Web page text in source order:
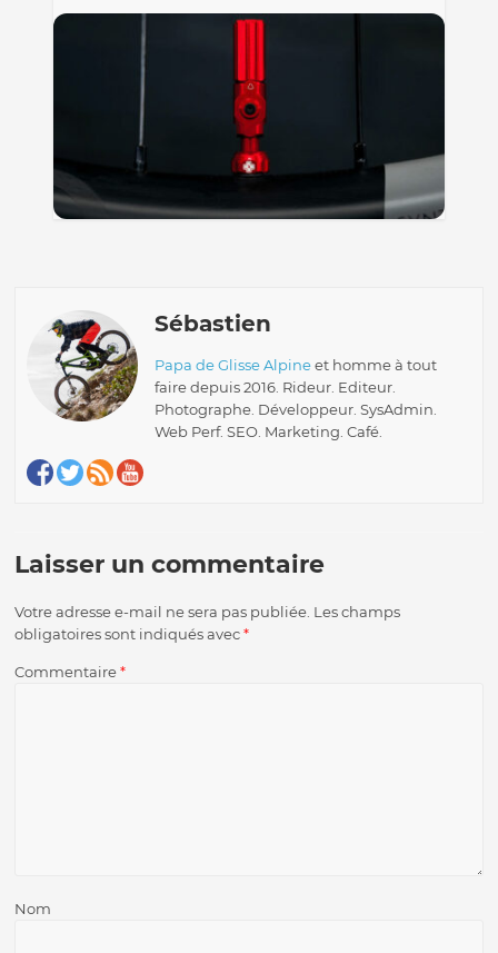
Sébastien
Papa de Glisse Alpineet homme à tout
faire depuis 2016. Rideur. Editeur.
Photographe. Développeur. SysAdmin.
Web Perf. SEO. Marketing. Café.
Laisser un commentaire
Votre adresse e-mail ne sera pas publiée. Les champs
obligatoires sont indiqués avec*
Commentaire*
Nom